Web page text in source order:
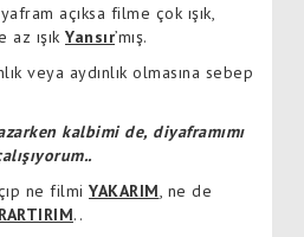
açıksa filme çok ışık,
ışık Yansır’mış.
veya aydınlık olmasına sebep
kalbimi de, diyaframımı
ne filmi YAKARIM , ne de
..